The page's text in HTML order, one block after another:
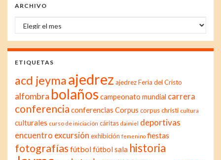
ARCHIVO
Archivo
ETIQUETAS
acd jeymaajedrez ajedrez Feria del Cristo
alfombra bolaños campeonato mundial carrera
conferencia conferencias Corpus corpus christi cultura
culturales curso de iniciación cáritas daimiel deportivas
encuentro excursión exhibición femenino fiestas
fotografías fútbolfútbol sala historia